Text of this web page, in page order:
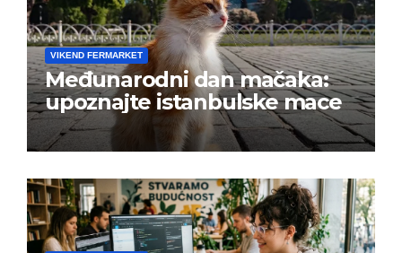
VIKEND FERMARKET
Međunarodni dan mačaka:
upoznajte istanbulske mace